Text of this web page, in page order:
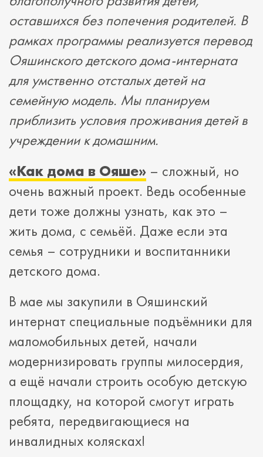
оставшихся без попечения родителей. В
рамках программы реализуется перевод
Ояшинского детского дома-интерната
для умственно отсталых детей на
семейную модель. Мы планируем
приблизить условия проживания детей в
учреждении к домашним.
«Как дома в Ояше»– сложный, но
очень важный проект. Ведь особенные
дети тоже должны узнать, как это –
жить дома, с семьёй. Даже если эта
семья – сотрудники и воспитанники
детского дома.
В мае мы закупили в Ояшинский
интернат специальные подъёмники для
маломобильных детей, начали
модернизировать группы милосердия,
а ещё начали строить особую детскую
площадку, на которой смогут играть
ребята, передвигающиеся на
инвалидных колясках!